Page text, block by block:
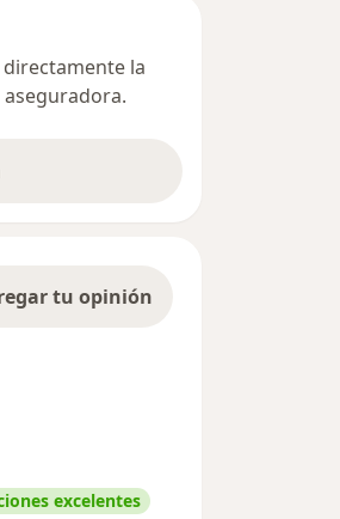
la
tu opinión
excelentes